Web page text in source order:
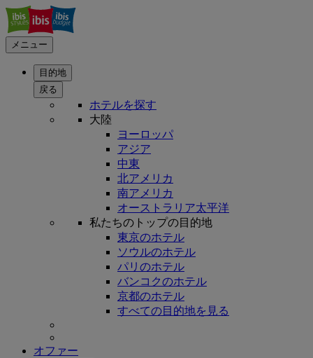
メニュー
目的地
戻る
ホテルを探す
大陸
ヨーロッパ
アジア
中東
北アメリカ
南アメリカ
オーストラリア太平洋
私たちのトップの目的地
東京のホテル
ソウルのホテル
パリのホテル
バンコクのホテル
京都のホテル
すべての目的地を見る
オファー